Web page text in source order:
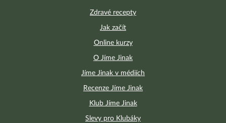
Zdravé recepty
Jak začít
Online kurzy
O Jíme Jinak
Jíme Jinak v médiích
Recenze Jíme Jinak
Klub Jíme Jinak
Slevy pro Klubáky